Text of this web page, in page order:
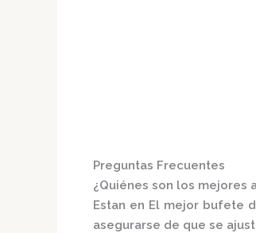
Preguntas Frecuentes
¿Quiénes son los mejores
Estan en El mejor bufete
asegurarse de que se